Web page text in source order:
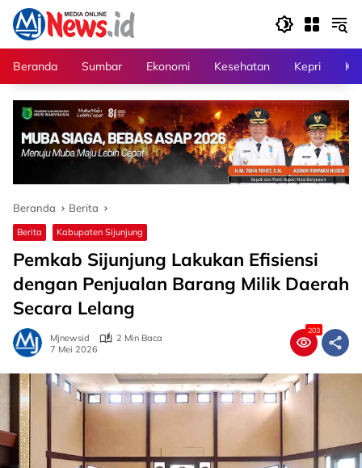
Langsung
konten
Beranda
Sumbar Ekonomi Kesehatan Kepri
Beranda Berita
Berita Kabupaten Sijunjung
Pemkab Sijunjung Lakukan Efisiensi
dengan Penjualan Barang Milik Daerah
Secara Lelang
Mjnewsid
2 Min Baca
7 Mei 2026
203